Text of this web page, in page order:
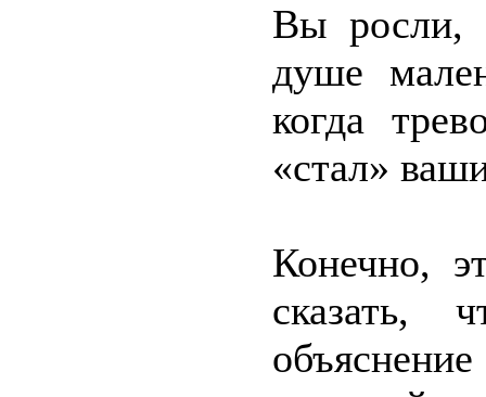
Вы росли,
душе
когда
«стал»
Конечно,
сказать,